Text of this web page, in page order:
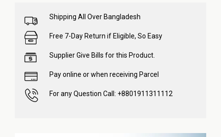
Shipping All Over Bangladesh
Free 7-Day Return if Eligible, So Easy
Supplier Give Bills for this Product.
Pay online or when receiving Parcel
For any Question Call: +8801911311112